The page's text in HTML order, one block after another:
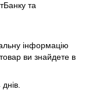
та
інформацію
ви знайдете в